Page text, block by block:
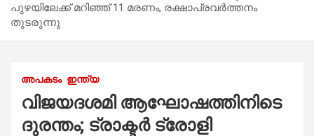
പുഴയിലേക്ക് മറിഞ്ഞ് 11 മരണം, രക്ഷാപ്രവര്‍ത്തനം
തുടരുന്നു
അപകടം ഇന്ത്യ
വിജയദശമി ആഘോഷത്തിനിടെ
ദുരന്തം; ട്രാക്ടർ ട്രോളി